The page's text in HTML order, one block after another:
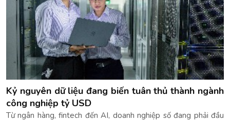
Kỷ nguyên dữ liệu đang biến tuân thủ thành ngành
công nghiệp tỷ USD
Từ ngân hàng, fintech đến AI, doanh nghiệp số đang phải đầu